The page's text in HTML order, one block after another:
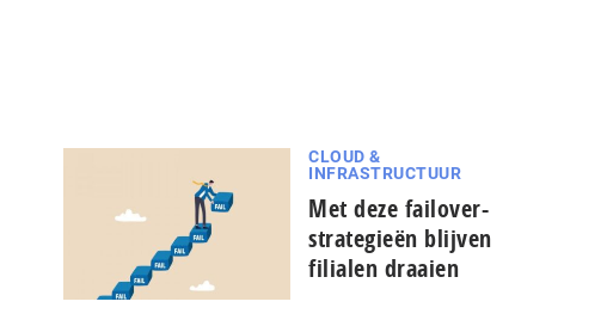
CLOUD &
INFRASTRUCTUUR
Met deze failover-
strategieën blijven
filialen draaien